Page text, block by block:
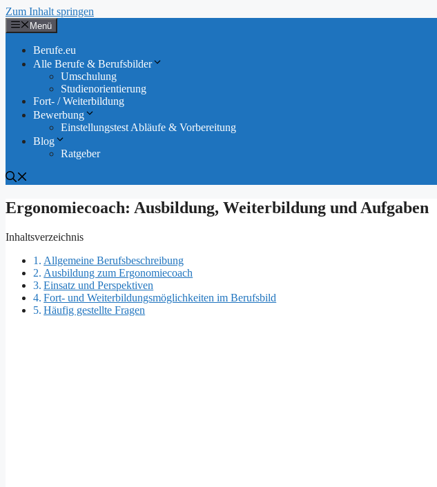
Zum Inhalt springen
Menü
Berufe.eu
Alle Berufe & Berufsbilder
Umschulung
Studienorientierung
Fort- / Weiterbildung
Bewerbung
Einstellungstest Abläufe & Vorbereitung
Blog
Ratgeber
Ergonomiecoach: Ausbildung, Weiterbildung und Aufgaben
Inhaltsverzeichnis
Allgemeine Berufsbeschreibung
Ausbildung zum Ergonomiecoach
Einsatz und Perspektiven
Fort- und Weiterbildungsmöglichkeiten im Berufsbild
Häufig gestellte Fragen